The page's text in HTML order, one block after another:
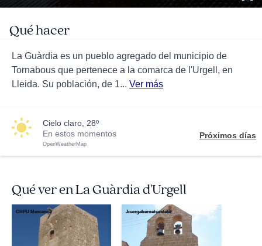
Qué hacer
La Guàrdia es un pueblo agregado del municipio de
Tornabous que pertenece a la comarca de l'Urgell, en
Lleida. Su población, de 1... Ver más
cielo claro, 28º
En estos momentos
OpenWeatherMap
Próximos días
Qué ver en La Guàrdia d'Urgell
CRPU Mascançà Joangabernetcastelar